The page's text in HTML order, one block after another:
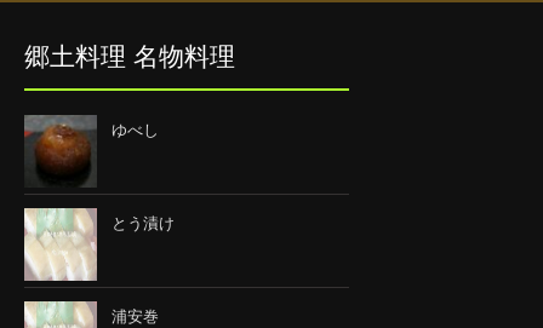
郷土料理 名物料理
ゆべし
とう漬け
浦安巻